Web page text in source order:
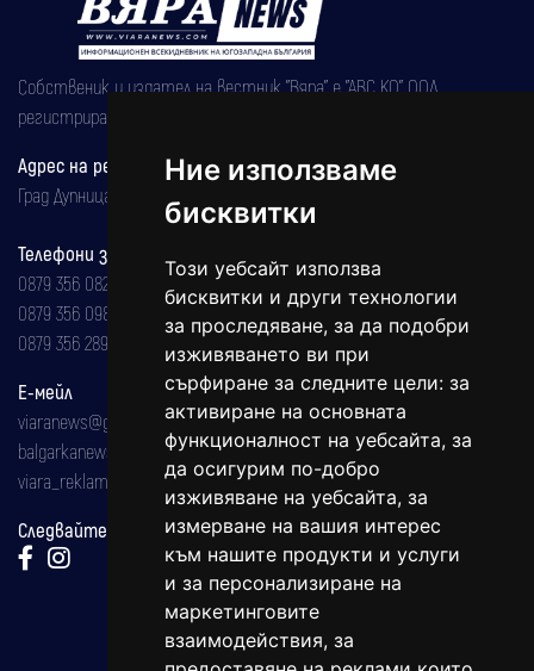
Ние използваме
бисквитки
Този уебсайт използва
бисквитки и други технологии
за проследяване, за да подобри
изживяването ви при
сърфиране за следните цели: за
активиране на основната
функционалност на уебсайта, за
да осигурим по-добро
изживяване на уебсайта, за
измерване на вашия интерес
към нашите продукти и услуги
и за персонализиране на
маркетинговите
взаимодействия, за
Собственик и издател на вестник "Вяра" е "АВС КО" ООД,
регистрирана на 08.05.2002 година.
Адрес на редакцията
Град Дупница, ул.''Христо Ботев" 43
Телефони за реклама и абонаменти
0879 356 082
0879 356 098
0879 356 289
Е-мейл
viaranews@gmail.com
balgarkanews@gmail.com
viara_reklama@mail.bg
Следвайте ни: